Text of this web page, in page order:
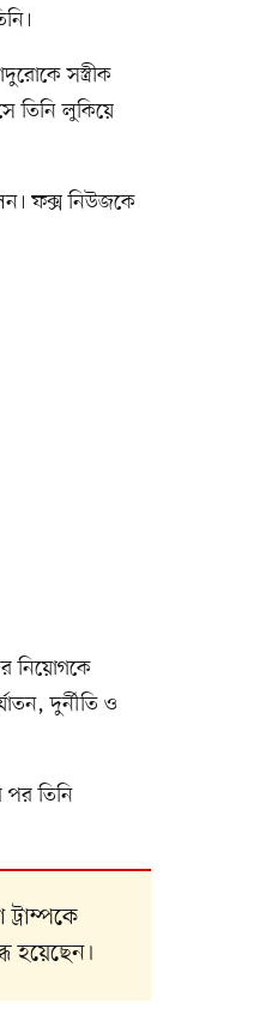
সস্ত্রীক
তিনি লুকিয়ে
ফক্স নিউজকে
নিয়োগকে
দুর্নীতি ও
পর তিনি
হয়েছেন।